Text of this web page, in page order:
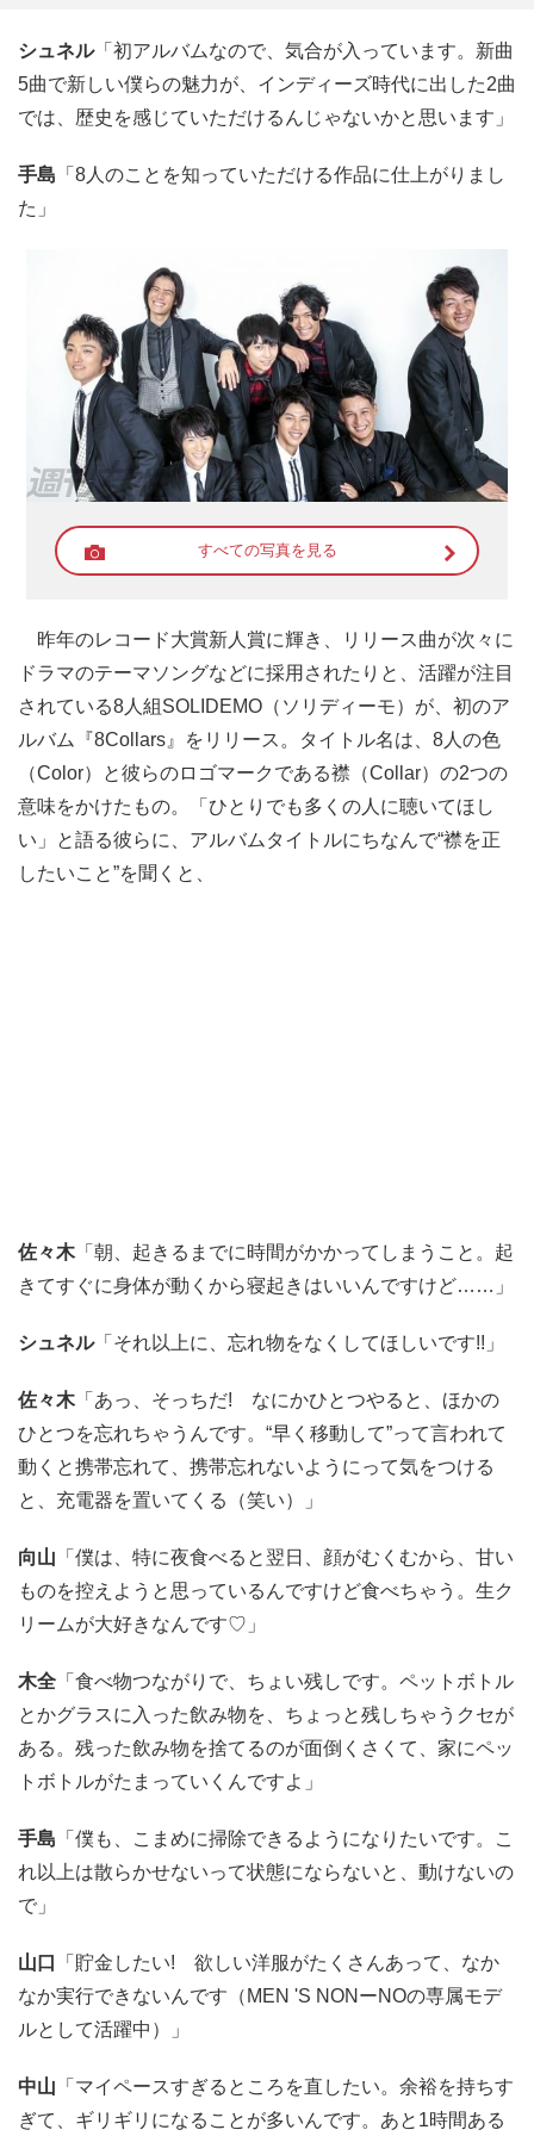
シュネル「初アルバムなので、気合が入っています。新曲
5曲で新しい僕らの魅力が、インディーズ時代に出した2曲
では、歴史を感じていただけるんじゃないかと思います」
手島 「8人のことを知っていただける作品に仕上がりまし
た」
すべての写真を見る
昨年のレコード大賞新人賞に輝き、リリース曲が次々に
ドラマのテーマソングなどに採用されたりと、活躍が注目
されている8人組SOLIDEMO（ソリディーモ）が、初のア
ルバム『8Collars』をリリース。タイトル名は、8人の色
（Color）と彼らのロゴマークである襟（Collar）の2つの
意味をかけたもの。「ひとりでも多くの人に聴いてほし
い」と語る彼らに、アルバムタイトルにちなんで“襟を正
したいこと”を聞くと、
佐々木「朝、起きるまでに時間がかかってしまうこと。起
きてすぐに身体が動くから寝起きはいいんですけど……」
シュネル「それ以上に、忘れ物をなくしてほしいです!!」
佐々木「あっ、そっちだ! なにかひとつやると、ほかの
ひとつを忘れちゃうんです。“早く移動して”って言われて
動くと携帯忘れて、携帯忘れないようにって気をつける
と、充電器を置いてくる（笑い）」
向山 「僕は、特に夜食べると翌日、顔がむくむから、甘い
ものを控えようと思っているんですけど食べちゃう。生ク
リームが大好きなんです♡」
木全 「食べ物つながりで、ちょい残しです。ペットボトル
とかグラスに入った飲み物を、ちょっと残しちゃうクセが
ある。残った飲み物を捨てるのが面倒くさくて、家にペッ
トボトルがたまっていくんですよ」
手島 「僕も、こまめに掃除できるようになりたいです。こ
れ以上は散らかせないって状態にならないと、動けないの
で」
山口
「貯金したい! 欲しい洋服がたくさんあって、なか
なか実行できないんです（MEN 'S NONーNOの専属モデ
ルとして活躍中）」
中山 「マイペースすぎるところを直したい。余裕を持ちす
ぎて、ギリギリになることが多いんです。あと1時間ある